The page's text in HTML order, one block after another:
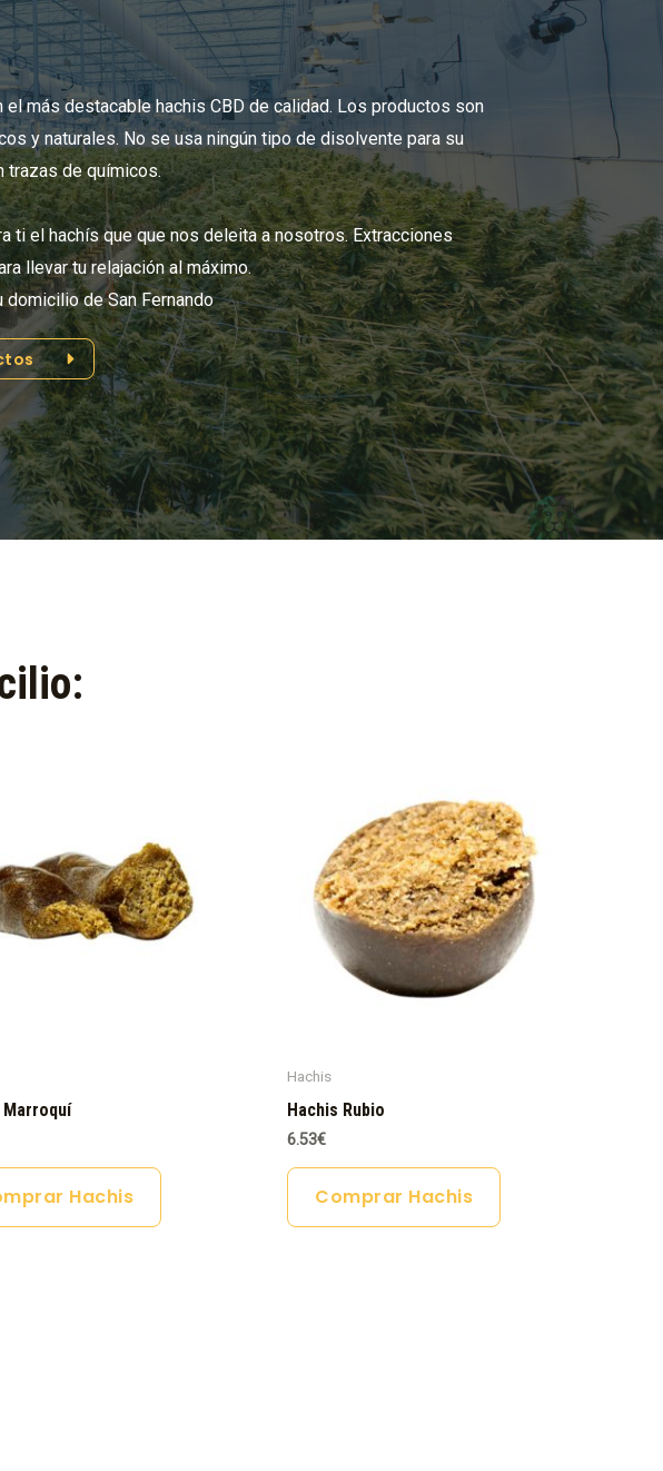
el más destacable hachis CBD de calidad. Los productos son
y naturales. No se usa ningún tipo de disolvente para su
trazas de químicos.
ti el hachís que que nos deleita a nosotros. Extracciones
llevar tu relajación al máximo.
domicilio de San Fernando
Marroquí
Hachis
Hachis
Hachis Rubio
6.53€
Comprar Hachis